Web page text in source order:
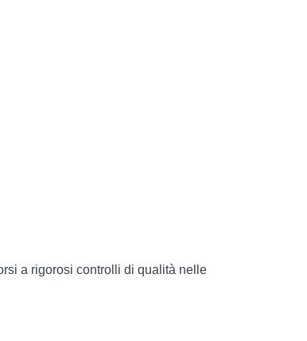
a rigorosi controlli di qualità nelle